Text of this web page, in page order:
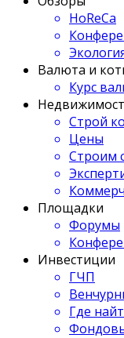
HoReCa
Валюта и
Курс
Строй
Цены
Строим
Площадки
Форумы
Инвестиции
ГЧП
Где